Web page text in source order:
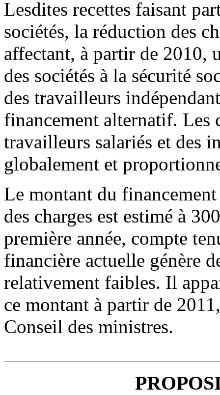
Lesdites recettes faisant
sociétés, la réduction des
affectant, à partir de 2010,
des sociétés à la sécurité
des travailleurs
financement alternatif. Les
travailleurs salariés et des
globalement et
Le montant du
des charges est estimé à
première année, compte
financière actuelle génère
relativement faibles. Il
ce montant à partir de
Conseil des ministres.